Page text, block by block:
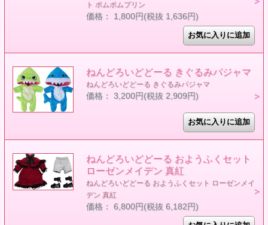
ト ポムポムプリン
価格： 1,800円(税抜 1,636円)
ねんどろいどどーる きぐるみパジャマ
ねんどろいどどーる きぐるみパジャマ
価格： 3,200円(税抜 2,909円)
ねんどろいどどーる おようふくセット
ローゼンメイデン 真紅
ねんどろいどどーる おようふくセット ローゼンメイ
デン 真紅
価格： 6,800円(税抜 6,182円)